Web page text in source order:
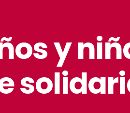
y